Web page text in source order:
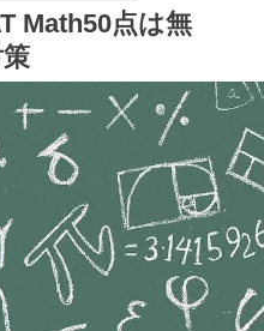
Math50点は無